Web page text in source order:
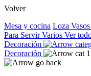
Volver
Mesa y cocina Loza
Para ServirVarios Ver
Decoración
Decoración